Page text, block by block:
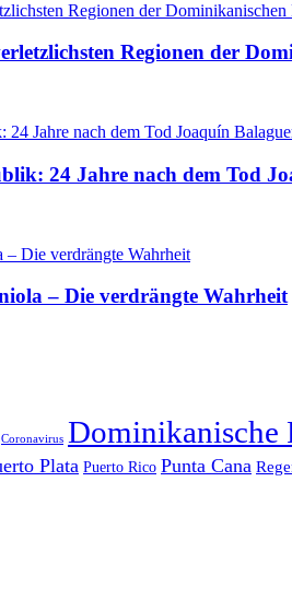
Regionen der
24 Jahre nach dem Tod
– Die verdrängte Wahrheit
Coronavirus Dominikanische
Plata Puerto Rico Punta Cana